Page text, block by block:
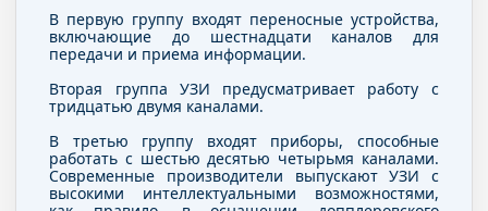
В первую группу входят переносные устройства,
включающие до шестнадцати каналов для
передачи и приема информации.
Вторая группа УЗИ предусматривает работу с
тридцатью двумя каналами.
В третью группу входят приборы, способные
работать с шестью десятью четырьмя каналами.
Современные производители выпускают УЗИ с
высокими интеллектуальными возможностями,